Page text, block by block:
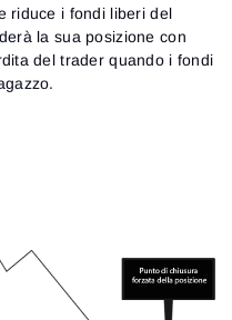
riduce i fondi liberi del
la sua posizione con
del trader quando i fondi